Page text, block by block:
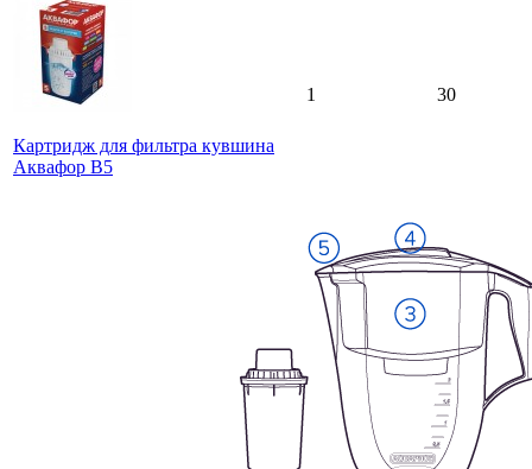
Картридж для фильтра кувшина
Аквафор В5
1 30